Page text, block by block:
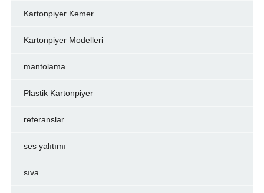
Kartonpiyer Kemer
Kartonpiyer Modelleri
mantolama
Plastik Kartonpiyer
referanslar
ses yalıtımı
sıva